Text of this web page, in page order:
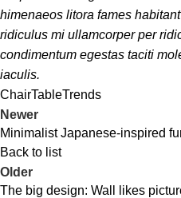
himenaeos litora fames
ridiculus mi ullamcorper per
condimentum egestas taciti
iaculis.
ChairTableTrends
Newer
Minimalist Japanese-inspired
Back to list
Older
The big design: Wall likes